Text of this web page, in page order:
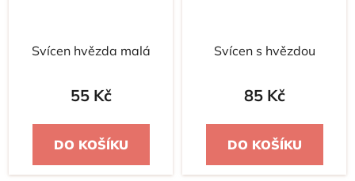
Svícen hvězda malá
55 Kč
DO KOŠÍKU
Svícen s hvězdou
85 Kč
DO KOŠÍKU